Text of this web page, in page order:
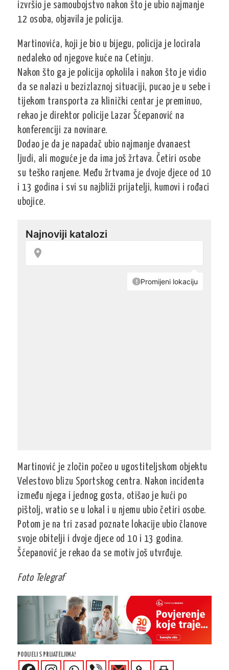
izvršio je samoubojstvo nakon što je ubio najmanje
12 osoba, objavila je policija.
Martinovića, koji je bio u bijegu, policija je locirala
nedaleko od njegove kuće na Cetinju.
Nakon što ga je policija opkolila i nakon što je vidio
da se nalazi u bezizlaznoj situaciji, pucao je u sebe i
tijekom transporta za klinički centar je preminuo,
rekao je direktor policije Lazar Šćepanović na
konferenciji za novinare.
Dodao je da je napadač ubio najmanje dvanaest
ljudi, ali moguće je da ima još žrtava. Četiri osobe
su teško ranjene. Među žrtvama je dvoje djece od 10
i 13 godina i svi su najbliži prijatelji, kumovi i rođaci
ubojice.
Martinović je zločin počeo u ugostiteljskom objektu
Velestovo blizu Sportskog centra. Nakon incidenta
između njega i jednog gosta, otišao je kući po
pištolj, vratio se u lokal i u njemu ubio četiri osobe.
Potom je na tri zasad poznate lokacije ubio članove
svoje obitelji i dvoje djece od 10 i 13 godina.
Šćepanović je rekao da se motiv još utvrđuje.
Foto Telegraf
PODIJELI S PRIJATELJIMA!